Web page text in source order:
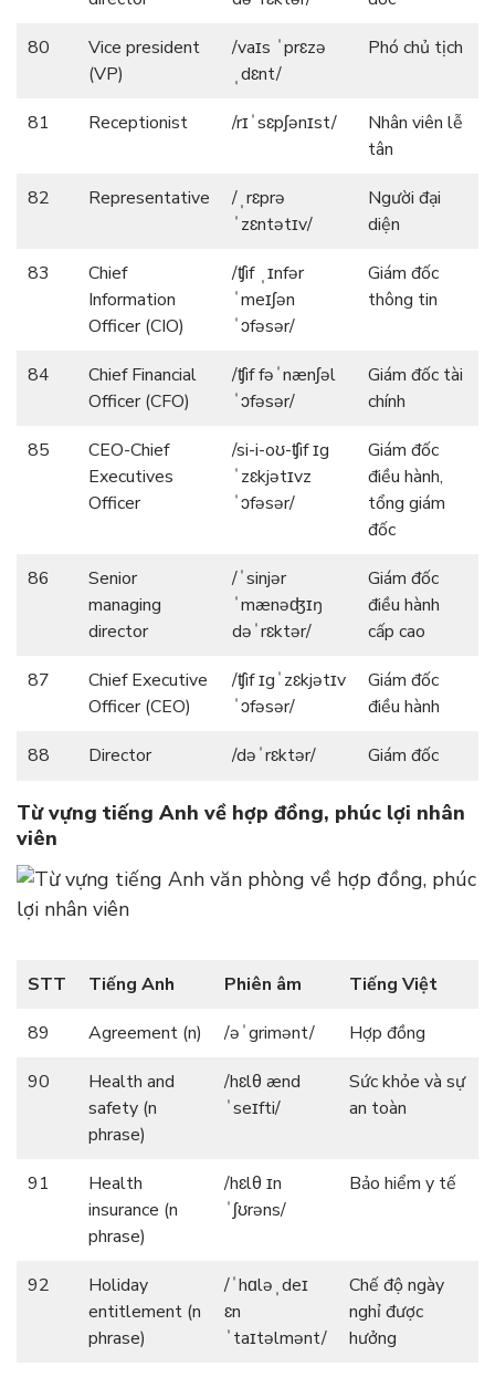
80
Vice president
(VP)
/vaɪs ˈprɛzə
ˌdɛnt/
Phó chủ tịch
81 Receptionist /rɪˈsɛpʃənɪst/
Nhân viên lễ
tân
82
Representative
/ˌrɛprə
ˈzɛntətɪv/
Người đại
diện
83
Chief
Information
Officer (CIO)
/ʧif ˌɪnfər
ˈmeɪʃən
ˈɔfəsər/
Giám đốc
thông tin
84
Chief Financial
Officer (CFO)
/ʧif fəˈnænʃəl
ˈɔfəsər/
Giám đốc tài
chính
85
CEO-Chief
Executives
Officer
/si-i-oʊ-ʧif ɪg
ˈzɛkjətɪvz
ˈɔfəsər/
Giám đốc
điều hành,
tổng giám
đốc
86
Senior
managing
director
/ˈsinjər
ˈmænəʤɪŋ
dəˈrɛktər/
Giám đốc
điều hành
cấp cao
87
Chief Executive
Officer (CEO)
/ʧif ɪgˈzɛkjətɪv
ˈɔfəsər/
Giám đốc
điều hành
88
Director /dəˈrɛktər/ Giám đốc
Từ vựng tiếng Anh về hợp đồng, phúc lợi nhân
viên
STT Tiếng Anh Phiên âm
Tiếng Việt
89
Agreement (n) /əˈgrimənt/
Hợp đồng
90
Health and
safety (n
phrase)
/hɛlθ ænd
ˈseɪfti/
Sức khỏe và sự
an toàn
91
Health
insurance (n
phrase)
/hɛlθ ɪn
ˈʃʊrəns/
Bảo hiểm y tế
92
Holiday
entitlement (n
phrase)
/ˈhɑləˌdeɪ
ɛn
ˈtaɪtəlmənt/
Chế độ ngày
nghỉ được
hưởng